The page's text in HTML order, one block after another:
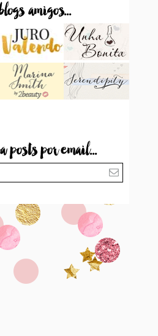
amigos...
posts por email...